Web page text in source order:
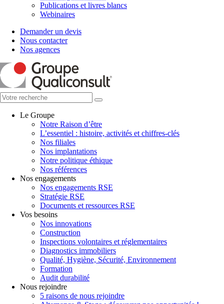
Publications et livres blancs
Webinaires
Demander un devis
Nous contacter
Nos agences
Le Groupe
Notre Raison d’être
L’essentiel : histoire, activités et chiffres-clés
Nos filiales
Nos implantations
Notre politique éthique
Nos références
Nos engagements
Nos engagements RSE
Stratégie RSE
Documents et ressources RSE
Vos besoins
Nos innovations
Construction
Inspections volontaires et réglementaires
Diagnostics immobiliers
Qualité, Hygiène, Sécurité, Environnement
Formation
Audit durabilité
Nous rejoindre
5 raisons de nous rejoindre